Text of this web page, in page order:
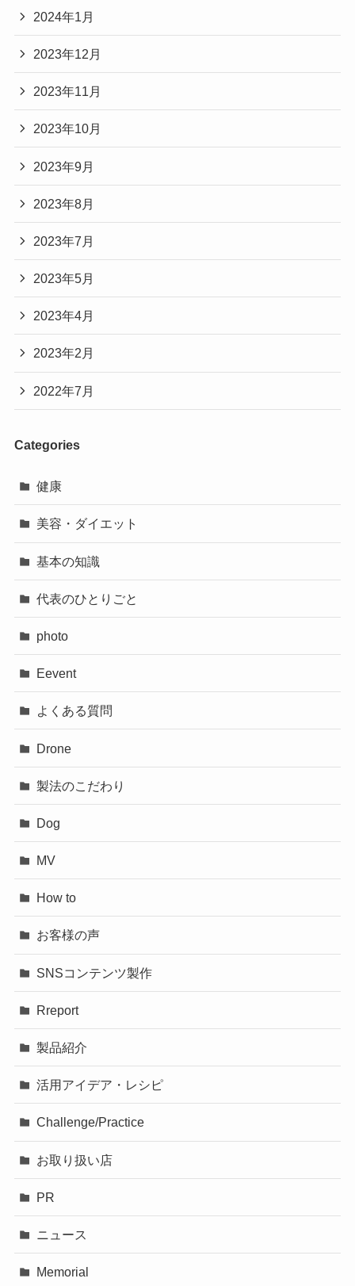
2024年1月
2023年12月
2023年11月
2023年10月
2023年9月
2023年8月
2023年7月
2023年5月
2023年4月
2023年2月
2022年7月
Categories
健康
美容・ダイエット
基本の知識
代表のひとりごと
photo
Eevent
よくある質問
Drone
製法のこだわり
Dog
MV
How to
お客様の声
SNSコンテンツ製作
Rreport
製品紹介
活用アイデア・レシピ
Challenge/Practice
お取り扱い店
PR
ニュース
Memorial